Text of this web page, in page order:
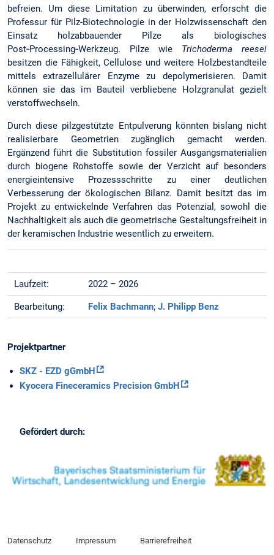
befreien. Um diese Limitation zu überwinden, erforscht die
Professur für Pilz-Biotechnologie in der Holzwissenschaft den
Einsatz holzabbauender Pilze als biologisches
Post‑Processing‑Werkzeug. Pilze wie Trichoderma reesei
besitzen die Fähigkeit, Cellulose und weitere Holzbestandteile
mittels extrazellulärer Enzyme zu depolymerisieren. Damit
können sie das im Bauteil verbliebene Holzgranulat gezielt
verstoffwechseln.
Durch diese pilzgestützte Entpulverung könnten bislang nicht
realisierbare Geometrien zugänglich gemacht werden.
Ergänzend führt die Substitution fossiler Ausgangsmaterialien
durch biogene Rohstoffe sowie der Verzicht auf besonders
energieintensive Prozessschritte zu einer deutlichen
Verbesserung der ökologischen Bilanz. Damit besitzt das im
Projekt zu entwickelnde Verfahren das Potenzial, sowohl die
Nachhaltigkeit als auch die geometrische Gestaltungsfreiheit in
der keramischen Industrie wesentlich zu erweitern.
Laufzeit: 2022 – 2026
Bearbeitung: Felix Bachmann;J. Philipp Benz
Projektpartner
SKZ - EZD gGmbH
Kyocera Fineceramics Precision GmbH
Gefördert durch:
Datenschutz Impressum Barrierefreiheit